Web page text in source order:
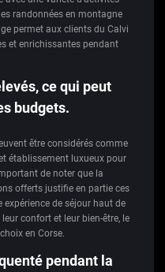
randonnées en montagne
permet aux clients du Calvi
et enrichissantes pendant
ce qui peut
budgets.
être considérés comme
établissement luxueux pour
de noter que la
offerts justifie en partie ces
de séjour haut de
confort et leur bien-être, le
en Corse.
pendant la